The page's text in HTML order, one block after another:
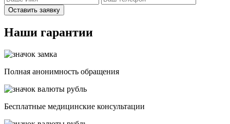
Оставить заявку
Наши гарантии
Полная анонимность обращения
Бесплатные медицинские консультации